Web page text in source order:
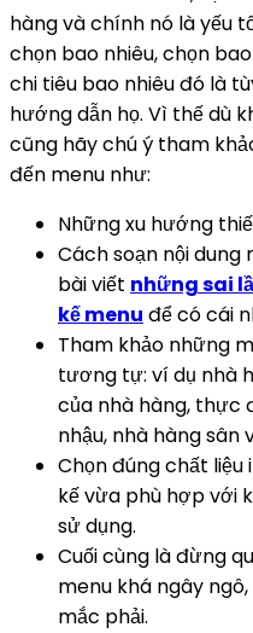
hàng và chính nó là yếu
chọn bao nhiêu, chọn
chi tiêu bao nhiêu đó là
hướng dẫn họ. Vì thế dù
cũng hãy chú ý tham
đến menu như:
Những xu hướng
Cách soạn nội dung
bài viết những sai
kế menu để có cái
Tham khảo những
tương tự: ví dụ nhà
của nhà hàng, thực
nhậu, nhà hàng sân
Chọn đúng chất
kế vừa phù hợp với
sử dụng.
Cuối cùng là đừng
menu khá ngây
mắc phải.